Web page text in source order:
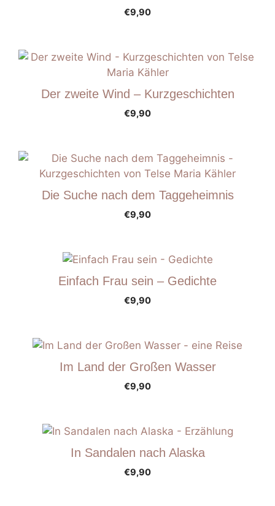
€9,90
Der zweite Wind – Kurzgeschichten
€9,90
Die Suche nach dem Taggeheimnis
€9,90
Einfach Frau sein – Gedichte
€9,90
Im Land der Großen Wasser
€9,90
In Sandalen nach Alaska
€9,90